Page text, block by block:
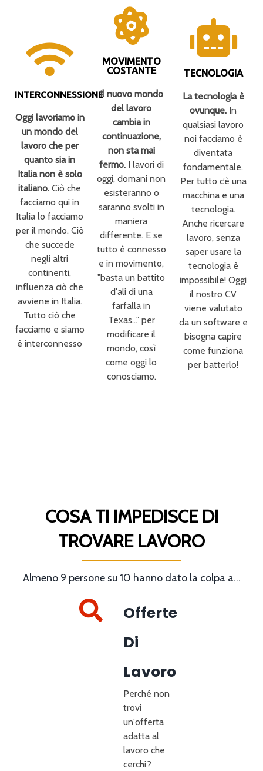
INTERCONNESSIONE
Oggi lavoriamo in
un mondo del
lavoro che per
quanto sia in
Italia non è solo
italiano. Ciò che
facciamo qui in
Italia lo facciamo
per il mondo. Ciò
che succede
negli altri
continenti,
influenza ciò che
avviene in Italia.
Tutto ciò che
facciamo e siamo
è interconnesso
MOVIMENTO
COSTANTE
Il nuovo mondo
del lavoro
cambia in
continuazione,
non sta mai
fermo.I lavori di
oggi, domani non
esisteranno o
saranno svolti in
maniera
differente. E se
tutto è connesso
e in movimento,
"basta un battito
d'ali di una
farfalla in
Texas..." per
modificare il
mondo, così
come oggi lo
conosciamo.
TECNOLOGIA
La tecnologia è
ovunque. In
qualsiasi lavoro
noi facciamo è
diventata
fondamentale.
Per tutto c’è una
macchina e una
tecnologia.
Anche ricercare
lavoro, senza
saper usare la
tecnologia è
impossibile! Oggi
il nostro CV
viene valutato
da un software e
bisogna capire
come funziona
per batterlo!
COSA TI IMPEDISCE DI
TROVARE LAVORO
Almeno 9 persone su 10 hanno dato la colpa a...
Offerte
Di
Lavoro
Perché non
trovi
un'offerta
adatta al
lavoro che
cerchi?